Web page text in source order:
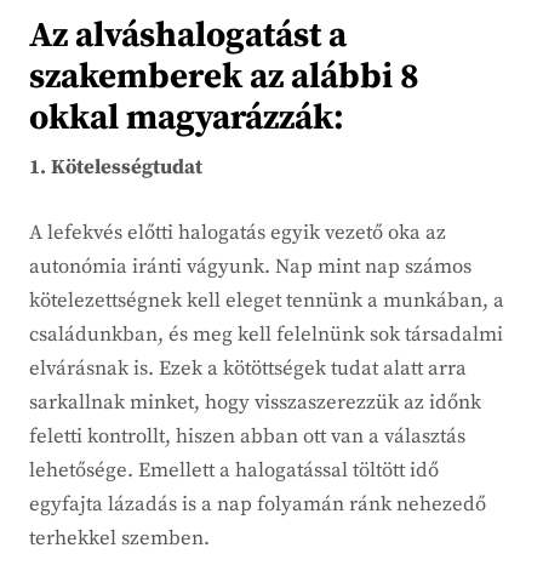
Az alváshalogatást a
szakemberek az alábbi 8
okkal magyarázzák:
1. Kötelességtudat
A lefekvés előtti halogatás egyik vezető oka az
autonómia iránti vágyunk. Nap mint nap számos
kötelezettségnek kell eleget tennünk a munkában, a
családunkban, és meg kell felelnünk sok társadalmi
elvárásnak is. Ezek a kötöttségek tudat alatt arra
sarkallnak minket, hogy visszaszerezzük az időnk
feletti kontrollt, hiszen abban ott van a választás
lehetősége. Emellett a halogatással töltött idő
egyfajta lázadás is a nap folyamán ránk nehezedő
terhekkel szemben.